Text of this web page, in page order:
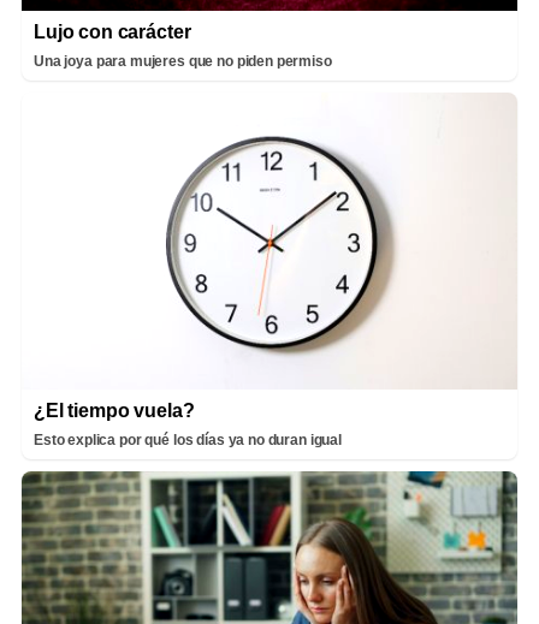
Lujo con carácter
Una joya para mujeres que no piden permiso
¿El tiempo vuela?
Esto explica por qué los días ya no duran igual